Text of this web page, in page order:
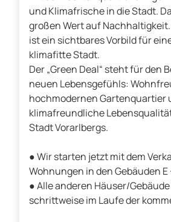
und Klimafrische in die Stadt.
großen Wert auf
ist ein sichtbares Vorbild für
klimafitte Stadt.
Der „Green Deal“ steht für den
neuen Lebensgefühls:
hochmodernen Gartenquartier
klimafreundliche
Stadt Vorarlbergs.
● Wir starten jetzt mit dem
Wohnungen in den Gebäuden E
● Alle anderen Häuser/
schrittweise im Laufe der